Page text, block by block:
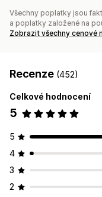
Všechny poplatky jsou
a poplatky založené na
Zobrazit všechny cenové
Recenze (452)
Celkové hodnocení
5
5
4
3
2